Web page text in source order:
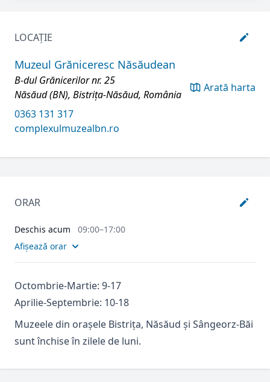
LOCAȚIE
Muzeul Grăniceresc Năsăudean
B-dul Grănicerilor nr. 25
Năsăud (BN), Bistrița-Năsăud, România
Arată harta
0363 131 317
complexulmuzealbn.ro
ORAR
Deschis acum
09:00–17:00
Afișează orar
Octombrie-Martie: 9-17
Aprilie-Septembrie: 10-18
Muzeele din oraşele Bistriţa, Năsăud şi Sângeorz-Băi
sunt închise în zilele de luni.